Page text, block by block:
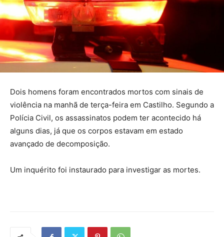
Dois homens foram encontrados mortos com sinais de
violência na manhã de terça-feira em Castilho. Segundo a
Polícia Civil, os assassinatos podem ter acontecido há
alguns dias, já que os corpos estavam em estado
avançado de decomposição.
Um inquérito foi instaurado para investigar as mortes.